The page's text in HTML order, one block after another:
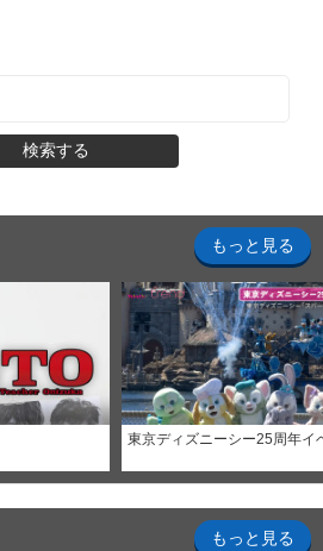
検索する
もっと見る
東京ディズニーシー25周年イ
もっと見る